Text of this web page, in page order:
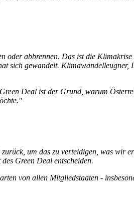
oder abbrennen. Das ist die
sich gewandelt. Klimawandelleugner,
Deal ist der Grund, warum
um das zu verteidigen, was wir
Green Deal entscheiden.
von allen Mitgliedstaaten -